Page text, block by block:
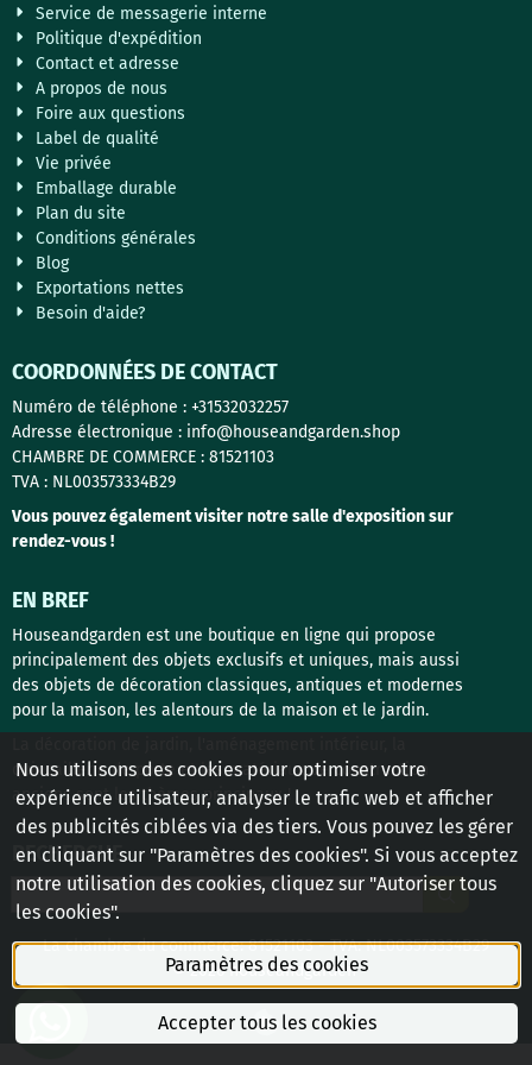
Service de messagerie interne
Politique d'expédition
Contact et adresse
A propos de nous
Foire aux questions
Label de qualité
Vie privée
Emballage durable
Plan du site
Conditions générales
Blog
Exportations nettes
Besoin d'aide?
COORDONNÉES DE CONTACT
Numéro de téléphone : +31532032257
Adresse électronique : info@houseandgarden.shop
CHAMBRE DE COMMERCE : 81521103
TVA : NL003573334B29
Vous pouvez également visiter notre salle d'exposition sur
rendez-vous !
EN BREF
Houseandgarden est une boutique en ligne qui propose
principalement des objets exclusifs et uniques, mais aussi
des objets de décoration classiques, antiques et modernes
pour la maison, les alentours de la maison et le jardin.
quincaillerie de porte et les matériaux de construction
anciens sont les thèmes principaux !
RECHERCHE
Rechercher
La chambre du commerce: 81521103 - TVA: NL003573334B29
© 2026 houseandgarden
Nous utilisons des cookies pour optimiser votre
expérience utilisateur, analyser le trafic web et afficher
des publicités ciblées via des tiers. Vous pouvez les gérer
en cliquant sur "Paramètres des cookies". Si vous acceptez
notre utilisation des cookies, cliquez sur "Autoriser tous
les cookies".
Paramètres des cookies
Accepter tous les cookies